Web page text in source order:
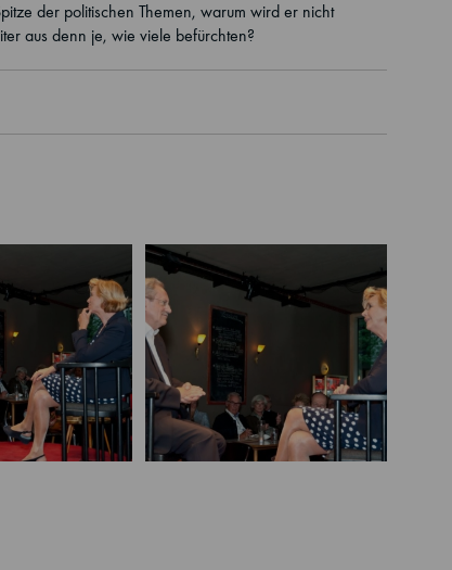
der politischen Themen, warum wird er nicht
aus denn je, wie viele befürchten?